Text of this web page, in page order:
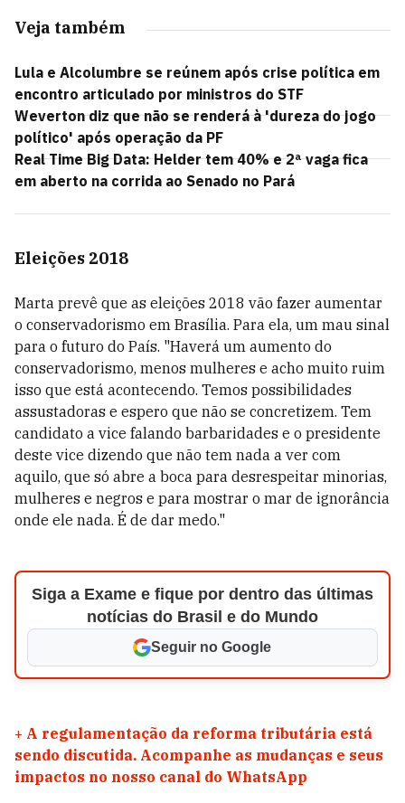
Veja também
Lula e Alcolumbre se reúnem após crise política em
encontro articulado por ministros do STF
Weverton diz que não se renderá à 'dureza do jogo
político' após operação da PF
Real Time Big Data: Helder tem 40% e 2ª vaga fica
em aberto na corrida ao Senado no Pará
Eleições 2018
Marta prevê que as eleições 2018 vão fazer aumentar
o conservadorismo em Brasília. Para ela, um mau sinal
para o futuro do País. "Haverá um aumento do
conservadorismo, menos mulheres e acho muito ruim
isso que está acontecendo. Temos possibilidades
assustadoras e espero que não se concretizem. Tem
candidato a vice falando barbaridades e o presidente
deste vice dizendo que não tem nada a ver com
aquilo, que só abre a boca para desrespeitar minorias,
mulheres e negros e para mostrar o mar de ignorância
onde ele nada. É de dar medo."
Siga a Exame e fique por dentro das últimas
notícias do Brasil e do Mundo
Seguir no Google
+ A regulamentação da reforma tributária está
sendo discutida. Acompanhe as mudanças e seus
impactos no nosso canal do WhatsApp